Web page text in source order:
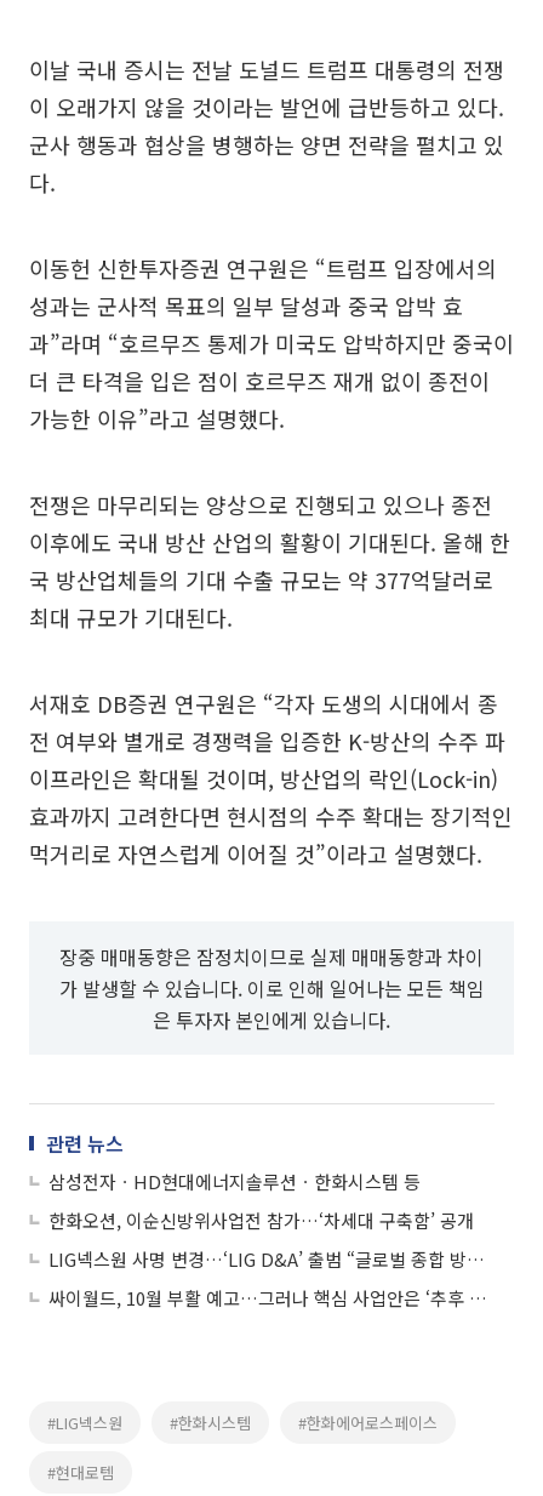
이날 국내 증시는 전날 도널드 트럼프 대통령의 전쟁
이 오래가지 않을 것이라는 발언에 급반등하고 있다.
군사 행동과 협상을 병행하는 양면 전략을 펼치고 있
다.
이동헌 신한투자증권 연구원은 “트럼프 입장에서의
성과는 군사적 목표의 일부 달성과 중국 압박 효
과”라며 “호르무즈 통제가 미국도 압박하지만 중국이
더 큰 타격을 입은 점이 호르무즈 재개 없이 종전이
가능한 이유”라고 설명했다.
전쟁은 마무리되는 양상으로 진행되고 있으나 종전
이후에도 국내 방산 산업의 활황이 기대된다. 올해 한
국 방산업체들의 기대 수출 규모는 약 377억달러로
최대 규모가 기대된다.
서재호 DB증권 연구원은 “각자 도생의 시대에서 종
전 여부와 별개로 경쟁력을 입증한 K-방산의 수주 파
이프라인은 확대될 것이며, 방산업의 락인(Lock-in)
효과까지 고려한다면 현시점의 수주 확대는 장기적인
먹거리로 자연스럽게 이어질 것”이라고 설명했다.
장중 매매동향은 잠정치이므로 실제 매매동향과 차이
가 발생할 수 있습니다. 이로 인해 일어나는 모든 책임
은 투자자 본인에게 있습니다.
관련 뉴스
삼성전자ㆍHD현대에너지솔루션ㆍ한화시스템 등
한화오션, 이순신방위사업전 참가…‘차세대 구축함’ 공개
LIG넥스원 사명 변경…‘LIG D&A’ 출범 “글로벌 종합 방산업체 도약”
싸이월드, 10월 부활 예고…그러나 핵심 사업안은 ‘추후 공개’
#LIG넥스원 #한화시스템 #한화에어로스페이스
#현대로템